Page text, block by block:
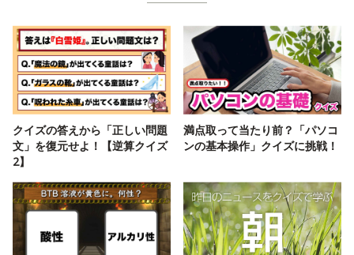
クイズの答えから「正しい問題
文」を復元せよ！【逆算クイズ
2】
満点取って当たり前？「パソコ
ンの基本操作」クイズに挑戦！